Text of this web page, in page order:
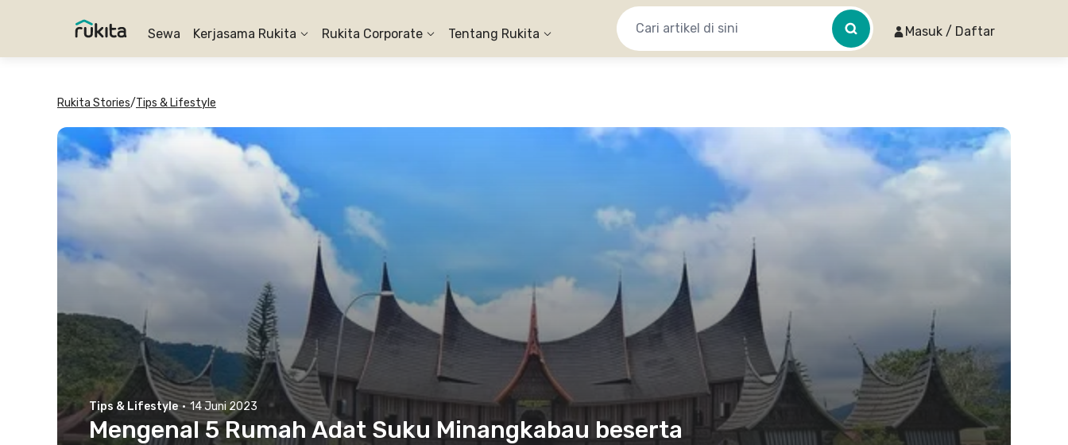
Sewa Kerjasama Rukita Rukita Corporate Tentang Rukita Masuk / Daftar
Rukita Stories/Tips & Lifestyle
Tips & Lifestyle · 14 Juni 2023
Mengenal 5 Rumah Adat Suku Minangkabau beserta